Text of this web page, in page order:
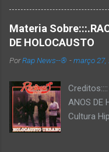
Materia
DE HOLOCAUSTO
PorRap News--® -março 27,
ANOS DE
Cultura
que há